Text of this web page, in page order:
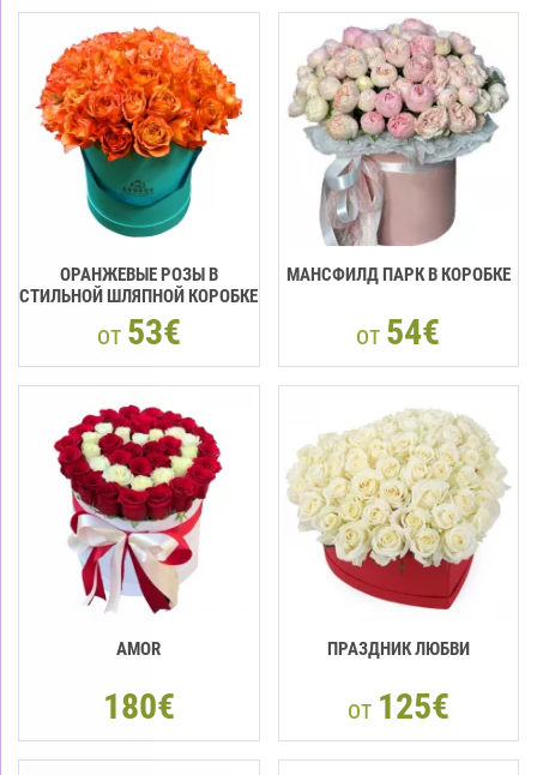
ОРАНЖЕВЫЕ РОЗЫ В
СТИЛЬНОЙ ШЛЯПНОЙ КОРОБКЕ
от 53€
МАНСФИЛД ПАРК В КОРОБКЕ
от 54€
AMOR
180€
ПРАЗДНИК ЛЮБВИ
от 125€